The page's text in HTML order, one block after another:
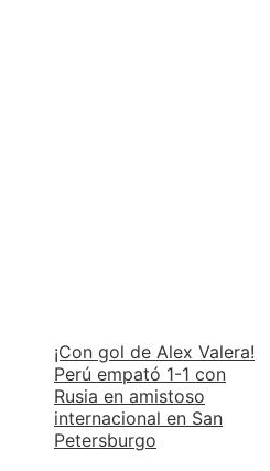
¡Con gol de Alex Valera!
Perú empató 1-1 con
Rusia en amistoso
internacional en San
Petersburgo